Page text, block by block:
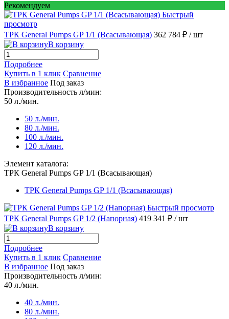
Рекомендуем
Быстрый
просмотр
ТРК General Pumps GP 1/1 (Всасывающая) 362 784 ₽ / шт
В корзину
Подробнее
Купить в 1 клик Сравнение
В избранное Под заказ
Производительность л/мин:
50 л./мин.
50 л./мин.
80 л./мин.
100 л./мин.
120 л./мин.
Элемент каталога:
ТРК General Pumps GP 1/1 (Всасывающая)
ТРК General Pumps GP 1/1 (Всасывающая)
Быстрый просмотр
ТРК General Pumps GP 1/2 (Напорная) 419 341 ₽ / шт
В корзину
Подробнее
Купить в 1 клик Сравнение
В избранное Под заказ
Производительность л/мин:
40 л./мин.
40 л./мин.
80 л./мин.